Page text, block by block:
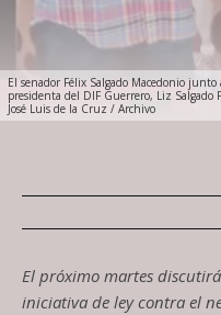
El senador Félix Salgado Macedonio
presidenta del DIF Guerrero, Liz Salgado
José Luis de la Cruz / Archivo
El próximo martes
iniciativa de ley contra el